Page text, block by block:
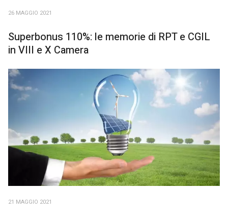
26 MAGGIO 2021
Superbonus 110%: le memorie di RPT e CGIL
in VIII e X Camera
21 MAGGIO 2021